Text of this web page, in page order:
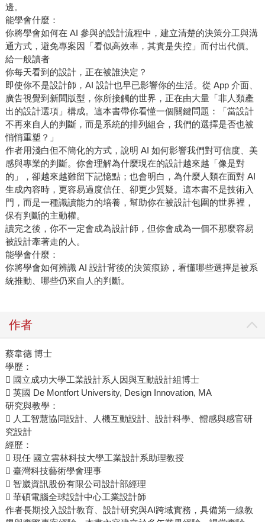
邊。
能學會什麼：
你將學會如何在 AI 參與的設計流程中，建立清楚的決策分工與溝
通方式，避免專案因「看似高效率，其實是失控」而付出代價。
給一般讀者
你每天看到的設計，正在被誰決定？
即使你不是設計師，AI 設計也早已影響你的生活。從 App 介面、
廣告視覺到新聞版型，你所接觸的世界，正在由大量「非人類產
出的設計選項」構成。這本書帶你看懂一個關鍵問題：「當設計
不再來自人的判斷，而是系統的排列組合，我們的選擇是否也被
悄悄重塑？」
作者用淺白但不簡化的方式，說明 AI 如何影響我們對可信度、美
感與專業的判斷。你會理解為什麼現在的設計越來越「像是對
的」，卻越來越難留下記憶點；也會明白，為什麼人類在面對 AI
生成內容時，更容易過度信任、卻更少質疑。這本書不是技術入
門，而是一種識讀能力的培養，幫助你在被設計包圍的世界裡，
保有判斷的主動權。
讀完之後，你不一定會成為設計師，但你會成為一個不那麼容易
被設計牽著走的人。
能學會什麼：
你將學會如何辨識 AI 設計背後的決策痕跡，看懂哪些選擇是被系
統推動、哪些仍來自人的判斷。
作者
蔡韋德 博士
學歷：
 國立成功大學工業設計系人因與互動設計組博士
 英國 De Montfort University, Design Innovation, MA
研究與教學：
 人工智慧協同設計、人機互動設計、設計科學、體感與感官研
究設計
經歷：
 現任 國立雲林科技大學工業設計系助理教授
 臺灣科技藝術學會理事
 智崴資訊股份有限公司設計部經理
 華碩電腦全球設計中心工業設計師
作者長期投入設計教育、設計研究與AI跨域實務，具備第一線教